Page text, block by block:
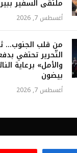
ملتقى السفير
أغسطس 7, 2026
من قلب الجنوب…
التّحرير تحتفي
والأمل» برعاية
بيضون
أغسطس 7, 2026